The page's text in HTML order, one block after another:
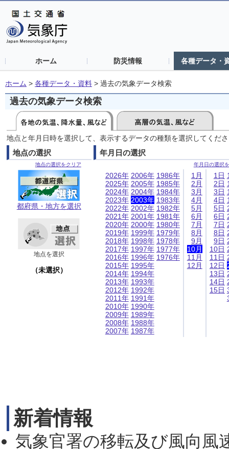
ホーム 防災情報 各種データ・
ホーム > 各種データ・資料 > 過去の気象データ検索
過去の気象データ検索
地点と年月日時を選択して、表示するデータの種類を選択してくだ
地点の選択
地点の選択をクリア
都府県・地方を選択
地点を選択
（未選択）
年月日の選択
年月日の選択
2026年
2025年
2024年
2023年
2022年
2021年
2020年
2019年
2018年
2017年
2016年
2015年
2014年
2013年
2012年
2011年
2010年
2009年
2008年
2007年
2006年
2005年
2004年
2003年
2002年
2001年
2000年
1999年
1998年
1997年
1996年
1995年
1994年
1993年
1992年
1991年
1990年
1989年
1988年
1987年
1986年
1985年
1984年
1983年
1982年
1981年
1980年
1979年
1978年
1977年
1976年
1月
2月
3月
4月
5月
6月
7月
8月
9月
10月
11月
12月
1日
2日
3日
4日
5日
6日
7日
8日
9日
10日
11日
12日
13日
14日
15日
新着情報
気象官署の移転及び風向風